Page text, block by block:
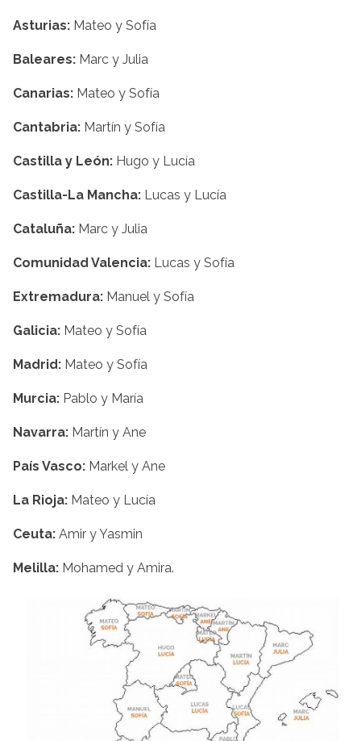
Asturias: Mateo y Sofía
Baleares: Marc y Julia
Canarias: Mateo y Sofía
Cantabria: Martín y Sofía
Castilla y León: Hugo y Lucía
Castilla-La Mancha: Lucas y Lucía
Cataluña: Marc y Julia
Comunidad Valencia: Lucas y Sofía
Extremadura: Manuel y Sofía
Galicia: Mateo y Sofía
Madrid: Mateo y Sofía
Murcia: Pablo y María
Navarra: Martín y Ane
País Vasco: Markel y Ane
La Rioja: Mateo y Lucía
Ceuta: Amir y Yasmin
Melilla: Mohamed y Amira.